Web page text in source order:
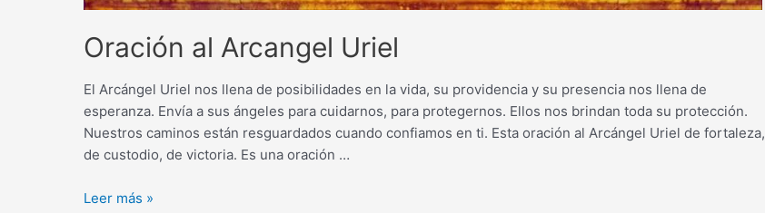
Oración al Arcangel Uriel
El Arcángel Uriel nos llena de posibilidades en la vida, su providencia y su presencia nos llena de
esperanza. Envía a sus ángeles para cuidarnos, para protegernos. Ellos nos brindan toda su protección.
Nuestros caminos están resguardados cuando confiamos en ti. Esta oración al Arcángel Uriel de fortaleza,
de custodio, de victoria. Es una oración …
Oración
Leer más »